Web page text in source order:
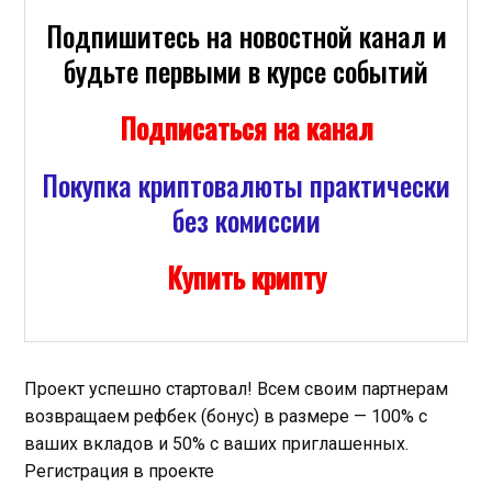
Подпишитесь на новостной канал и
будьте первыми в курсе событий
Подписаться на канал
Покупка криптовалюты практически
без комиссии
Купить крипту
Проект успешно стартовал! Всем своим партнерам
возвращаем рефбек (бонус) в размере — 100% с
ваших вкладов и 50% с ваших приглашенных.
Регистрация в проекте